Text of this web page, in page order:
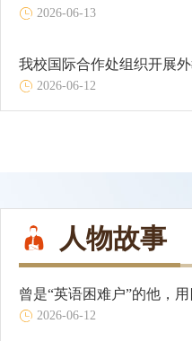
2026-06-13
我校国际合作处组织开展
2026-06-12
人物故事
曾是“英语困难户”的他，
2026-06-12